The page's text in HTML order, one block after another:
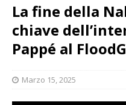
La fine della
chiave
Pappé al
Marzo 15, 2025